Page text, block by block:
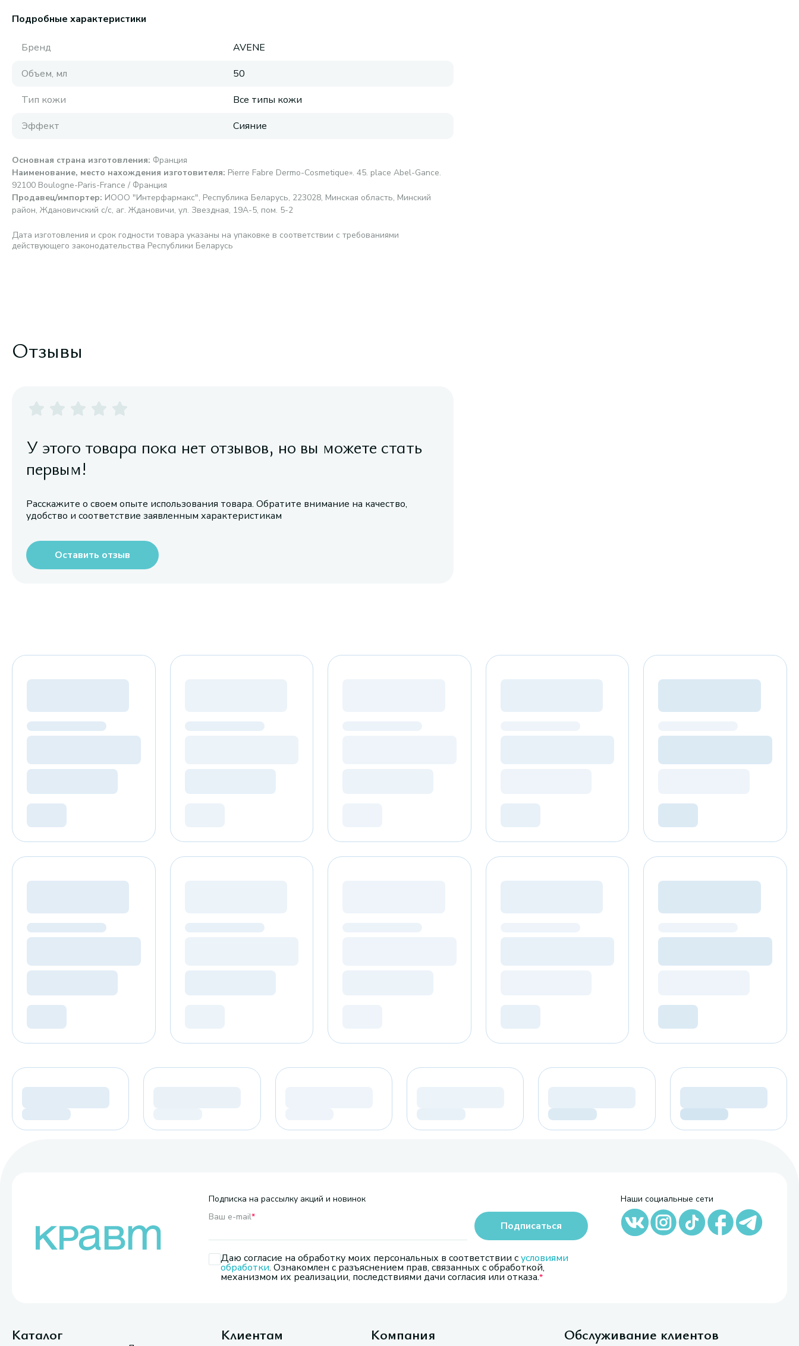
Подробные характеристики
Бренд
AVENE
Объем, мл
50
Тип кожи
Все типы кожи
Эффект
Сияние
Основная страна изготовления: Франция
Наименование, место нахождения изготовителя: Pierre Fabre Dermo-Cosmetique». 45. place Abel-Gance.
92100 Boulogne-Paris-France / Франция
Продавец/импортер: ИООО "Интерфармакс", Республика Беларусь, 223028, Минская область, Минский
район, Ждановичский с/с, аг. Ждановичи, ул. Звездная, 19А-5, пом. 5-2
Дата изготовления и срок годности товара указаны на упаковке в соответствии с требованиями
действующего законодательства Республики Беларусь
Отзывы
У этого товара пока нет отзывов, но вы можете стать
первым!
Расскажите о своем опыте использования товара. Обратите внимание на качество,
удобство и соответствие заявленным характеристикам
Оставить отзыв
Подписка на рассылку акций и новинок
Ваш e-mail*
Даю согласие на обработку моих персональных в соответствии сусловиями
обработки. Ознакомлен с разъяснением прав, связанных с обработкой,
механизмом их реализации, последствиями дачи согласия или отказа.
Подписаться
Наши социальные сети
Каталог Клиентам Компания Обслуживание клиентов